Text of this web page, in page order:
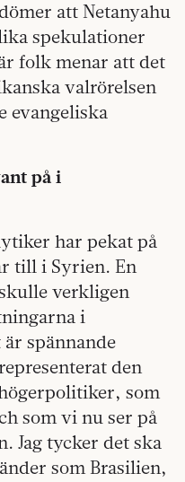
att Netanyahu
spekulationer
folk menar att det
valrörelsen
evangeliska
på i
har pekat på
till i Syrien. En
verkligen
i
spännande
den
som
som vi nu ser på
Jag tycker det ska
som Brasilien,